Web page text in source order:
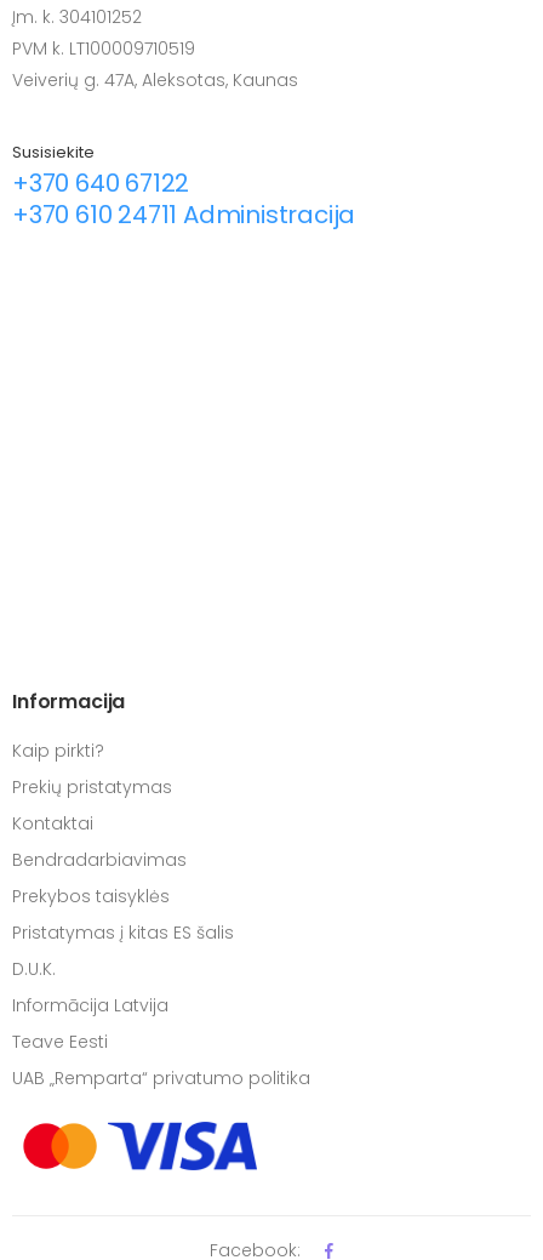
Įm. k. 304101252
PVM k. LT100009710519
Veiverių g. 47A, Aleksotas, Kaunas
Susisiekite
+370 640 67122
+370 610 24711 Administracija
Informacija
Kaip pirkti?
Prekių pristatymas
Kontaktai
Bendradarbiavimas
Prekybos taisyklės
Pristatymas į kitas ES šalis
D.U.K.
Informācija Latvija
Teave Eesti
UAB „Remparta“ privatumo politika
Facebook: